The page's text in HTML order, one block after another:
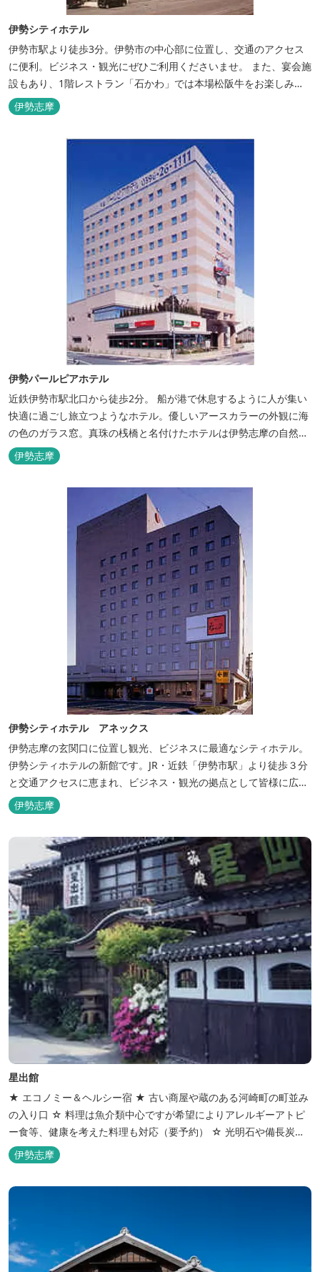
伊勢シティホテル
伊勢市駅より徒歩3分。伊勢市の中心部に位置し、交通のアクセス
に便利。ビジネス・観光にぜひご利用くださいませ。 また、宴会施
設もあり、1階レストラン「石かわ」では本場松阪牛をお楽しみい
ただけます。
伊勢志摩
伊勢パールピアホテル
近鉄伊勢市駅北口から徒歩2分。 船が港で休息するように人が集い
快適に過ごし旅立つようなホテル。優しいアースカラーの外観に海
の色のガラス窓。真珠の桟橋と名付けたホテルは伊勢志摩の自然保
護への思いか省エネルギーへの工夫と設備を備えています。 和食・
イタリアンレストランがございます。 また、宿泊のお客様は途中出
伊勢志摩
伊勢シティホテル アネックス
伊勢志摩の玄関口に位置し観光、ビジネスに最適なシティホテル。
伊勢シティホテルの新館です。JR・近鉄「伊勢市駅」より徒歩３分
と交通アクセスに恵まれ、ビジネス・観光の拠点として皆様に広く
ご利用いただいております。１階には、しゃぶしゃぶと日本料理の
「伊勢みやび」があります。
伊勢志摩
星出館
★ エコノミー＆ヘルシー宿 ★ 古い商屋や蔵のある河崎町の町並み
の入り口 ☆ 料理は魚介類中心ですが希望によりアレルギーアトピ
ー食等、健康を考えた料理も対応（要予約） ☆ 光明石や備長炭を
設置した青森ヒバと信楽焼のお風呂で心身のリフレッシュを！
【Japanese Inn Group 会員です】
伊勢志摩